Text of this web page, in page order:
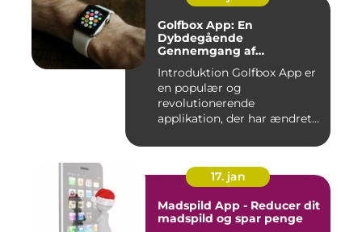
Golfbox App: En
Dybdegående
Gennemgang af
Introduktion Golfbox App er
en populær og
revolutionerende
applikation, der har ændret
17. jan
Madspild App - Reducer dit
madspild og spar penge